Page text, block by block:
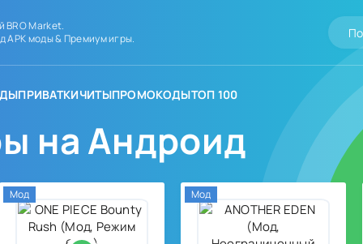
BRO Market.
APK моды & Премиум игры.
ПРИВАТКИЧИТЫПРОМОКОДЫТОП 100
на Андроид
Мод Мод